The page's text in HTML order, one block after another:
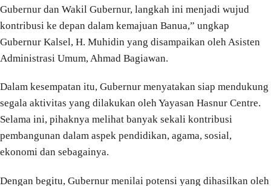
Gubernur dan Wakil Gubernur, langkah ini menjadi wujud
kontribusi ke depan dalam kemajuan Banua,” ungkap
Gubernur Kalsel, H. Muhidin yang disampaikan oleh Asisten
Administrasi Umum, Ahmad Bagiawan.
Dalam kesempatan itu, Gubernur menyatakan siap mendukung
segala aktivitas yang dilakukan oleh Yayasan Hasnur Centre.
Selama ini, pihaknya melihat banyak sekali kontribusi
pembangunan dalam aspek pendidikan, agama, sosial,
ekonomi dan sebagainya.
Dengan begitu, Gubernur menilai potensi yang dihasilkan oleh